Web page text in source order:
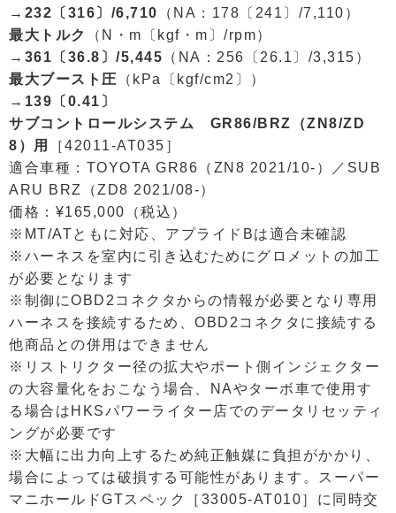
→232〔316〕/6,710 （NA：178〔241〕/7,110）
最大トルク
（N・m〔kgf・m〕/rpm）
→361〔36.8〕/5,445 （NA：256〔26.1〕/3,315）
最大ブースト圧 （kPa〔kgf/cm2〕）
→139〔0.41〕
サブコントロールシステム GR86/BRZ（ZN8/ZD
8）用
［42011-AT035］
適合車種：TOYOTA GR86（ZN8 2021/10-）／SUB
ARU BRZ（ZD8 2021/08-）
価格：¥165,000（税込）
※MT/ATともに対応、アプライドBは適合未確認
※ハーネスを室内に引き込むためにグロメットの加工
が必要となります
※制御にOBD2コネクタからの情報が必要となり専用
ハーネスを接続するため、OBD2コネクタに接続する
他商品との併用はできません
※リストリクター径の拡大やポート側インジェクター
の大容量化をおこなう場合、NAやターボ車で使用す
る場合はHKSパワーライター店でのデータリセッティ
ングが必要です
※大幅に出力向上するため純正触媒に負担がかかり、
場合によっては破損する可能性があります。スーパー
マニホールドGTスペック［33005-AT010］に同時交